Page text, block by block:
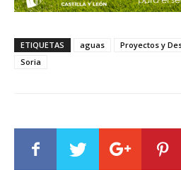
ETIQUETAS aguas
Proyectos y
Soria